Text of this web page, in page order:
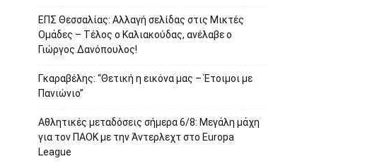
ΕΠΣ Θεσσαλίας: Αλλαγή σελίδας στις Μικτές
Ομάδες – Τέλος ο Καλιακούδας, ανέλαβε ο
Γιώργος Δανόπουλος!
Γκαραβέλης: “Θετική η εικόνα μας – Έτοιμοι με
Πανιώνιο”
Αθλητικές μεταδόσεις σήμερα 6/8: Μεγάλη μάχη
για τον ΠΑΟΚ με την Άντερλεχτ στο Europa
League